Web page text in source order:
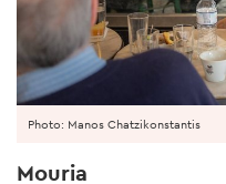
Mouria
Photo: Manos Chatzikonstantis